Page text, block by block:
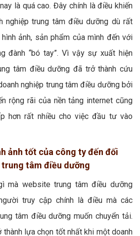
là quá cao. Đây chính là điều khiến
nghiệp trung tâm điều dưỡng dù rất
ảnh, sản phẩm của mình đến với
đành “bó tay”. Vì vậy sự xuất hiện
tâm điều dưỡng đã trở thành cứu
nghiệp trung tâm điều dưỡng bởi
rộng rãi của nền tảng internet cũng
hơn rất nhiều cho việc đầu tư vào
ảnh tốt của công ty đến đối
tâm điều dưỡng
mà website trung tâm điều dưỡng
truy cập chính là điều mà các
tâm điều dưỡng muốn chuyển tải.
thành lựa chọn tốt nhất khi một doanh